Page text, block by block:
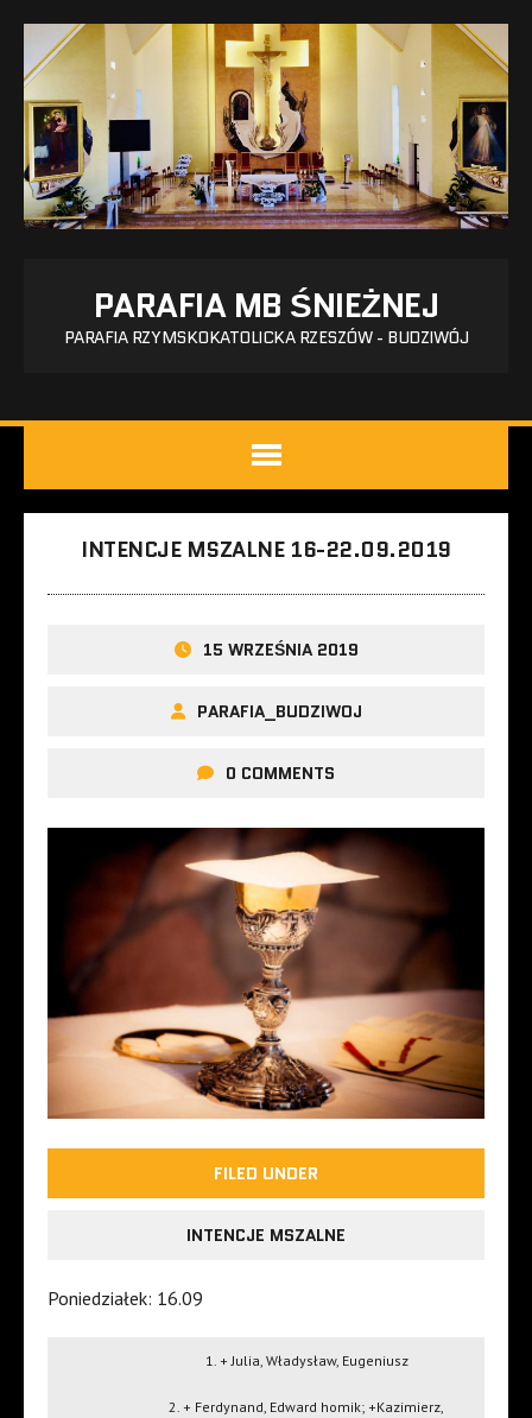
PARAFIA MB ŚNIEŻNEJ
PARAFIA RZYMSKOKATOLICKA RZESZÓW - BUDZIWÓJ
INTENCJE MSZALNE 16-22.09.2019
15 WRZEŚNIA 2019
PARAFIA_BUDZIWOJ
0 COMMENTS
FILED UNDER
INTENCJE MSZALNE
Poniedziałek: 16.09
1. + Julia, Władysław, Eugeniusz
2. + Ferdynand, Edward homik; +Kazimierz,